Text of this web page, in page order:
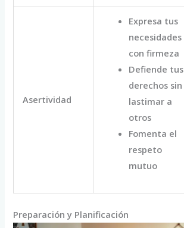
Asertividad
Expresa tus
necesidades
con firmeza
Defiende tus
derechos sin
lastimar a
otros
Fomenta el
respeto
mutuo
Preparación y Planificación